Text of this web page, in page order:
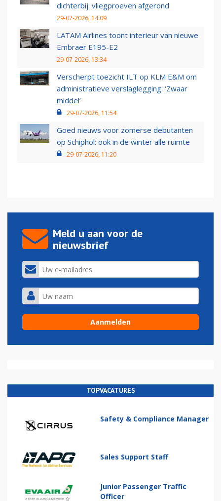
dichterbij: vliegproeven afgerond
29-07-2026, 14:09
LATAM Airlines toont interieur van nieuwe
Embraer E195-E2
29-07-2026, 13:34
Verscherpt toezicht ILT op KLM E&M om
administratieve verslaglegging: ‘Zwaar
middel’
29-07-2026, 11:54
Goed nieuws voor zomerse debutanten
op Schiphol: ook in de winter alle ruimte
29-07-2026, 11:20
Meld u aan voor de
nieuwsbrief
TOPVACATURES
Safety & Compliance Manager
Sales Support Staff
Junior Passenger Traffic
Officer